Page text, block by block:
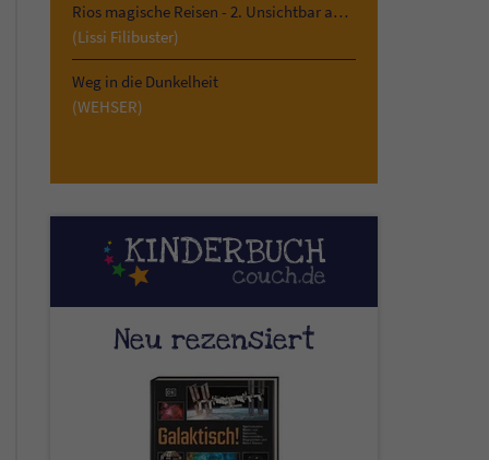
Rios magische Reisen - 2. Unsichtbar am Kilimandscharo
(Lissi Filibuster)
Weg in die Dunkelheit
(WEHSER)
Neu rezensiert